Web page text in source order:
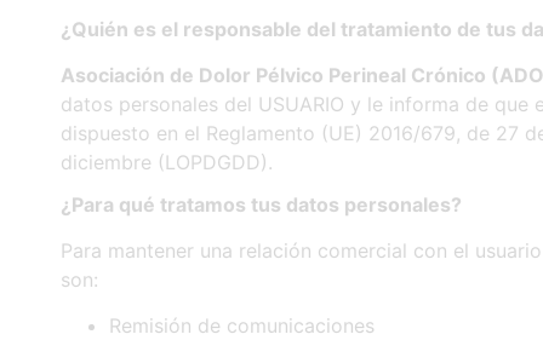
¿Quién es el responsable del tratamiento de tus
Asociación de Dolor Pélvico Perineal Crónico
datos personales del USUARIO y le informa de
dispuesto en el Reglamento (UE) 2016/679, de 27
diciembre (LOPDGDD).
¿Para qué tratamos tus datos personales?
Para mantener una relación comercial con el
son:
Remisión de comunicaciones